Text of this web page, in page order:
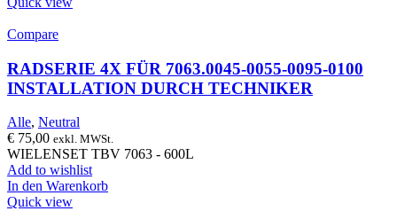
Compare
RADSERIE 4X FÜR 7063.0045-0055-0095-0100
INSTALLATION DURCH TECHNIKER
Alle, Neutral
€ 75,00 exkl. MWSt.
WIELENSET TBV 7063 - 600L
Add to wishlist
In den Warenkorb
Quick view